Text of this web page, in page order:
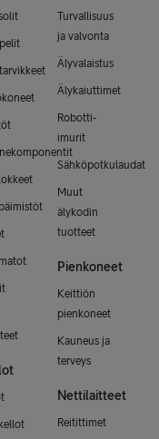
Turvallisuus
ja valvonta
Älyvalaistus
Älykaiuttimet
Robotti-
imurit
Sähköpotkulaudat
Muut
älykodin
tuotteet
Pienkoneet
Keittiön
pienkoneet
Kauneus ja
terveys
Nettilaitteet
Reitittimet